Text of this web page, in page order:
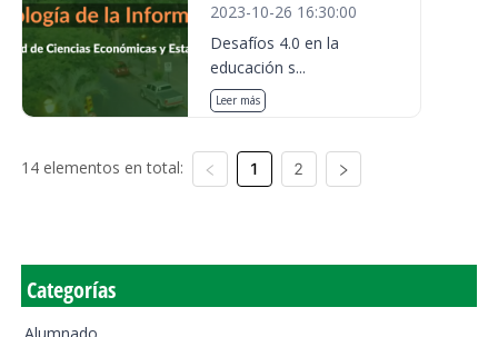
2023-10-26 16:30:00
Desafíos 4.0 en la
educación s...
Leer más
14 elementos en total: 1 2
Categorías